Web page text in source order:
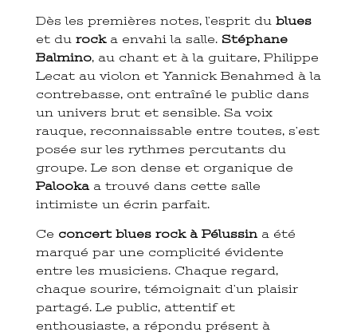
Dès les premières notes, l’esprit du blues
et du rocka envahi la salle. Stéphane
Balmino, au chant et à la guitare, Philippe
Lecat au violon et Yannick Benahmed à la
contrebasse, ont entraîné le public dans
un univers brut et sensible. Sa voix
rauque, reconnaissable entre toutes, s’est
posée sur les rythmes percutants du
groupe. Le son dense et organique de
Palookaa trouvé dans cette salle
intimiste un écrin parfait.
Ce concert blues rock à Pélussina été
marqué par une complicité évidente
entre les musiciens. Chaque regard,
chaque sourire, témoignait d’un plaisir
partagé. Le public, attentif et
enthousiaste, a répondu présent à